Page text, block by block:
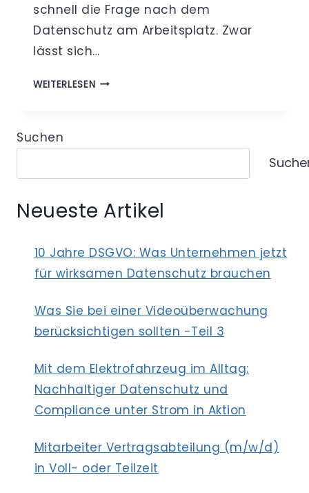
schnell die Frage nach dem
Datenschutz am Arbeitsplatz. Zwar
lässt sich…
WEITERLESENDATENSCHUTZ
ENTSCHEIDUNG
EUROPÄISCHEN
FÜR
(EGMR)
ZUR
ÜBERWACHUNG
INTERNETNUTZUNG
Suchen
Neueste Artikel
10 Jahre DSGVO: Was Unternehmen jetzt
für wirksamen Datenschutz brauchen
Was Sie bei einer Videoüberwachung
berücksichtigen sollten -Teil 3
Mit dem Elektrofahrzeug im Alltag:
Nachhaltiger Datenschutz und
Compliance unter Strom in Aktion
Mitarbeiter Vertragsabteilung (m/w/d)
in Voll- oder Teilzeit